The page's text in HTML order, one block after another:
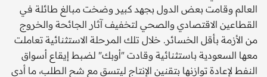
العالم وقامت بعض الدول بجهد كبير وضخت مبالغ طائلة في
القطاعين الاقتصادي والصحي لتخفيف آثار الجائحة والخروج
من الأزمة بأقل الخسائر. خلال تلك المرحلة الاستثنائية تعاملت
معها السعودية باستثنائية وقادت "أوبك" لضبط إيقاع أسواق
النفط لإعادة توازنها بتقنين الإنتاج ليتسق مع شح الطلب، ما أدى